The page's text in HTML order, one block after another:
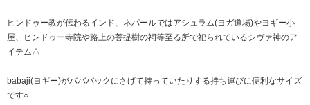
ヒンドゥー教が伝わるインド、ネパールではアシュラム(ヨガ道場)やヨギー小
屋、ヒンドゥー寺院や路上の菩提樹の祠等至る所で祀られているシヴァ神のア
イテム△
babaji(ヨギー)がバババックにさげて持っていたりする持ち運びに便利なサイズ
です○